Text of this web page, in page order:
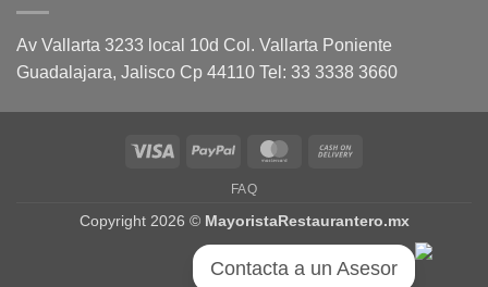
Av Vallarta 3233 local 10d Col. Vallarta Poniente
Guadalajara, Jalisco Cp 44110 Tel: 33 3338 3660
Visa PayPal MasterCard
FAQ
Copyright 2026 © MayoristaRestaurantero.mx
Contacta a un Asesor